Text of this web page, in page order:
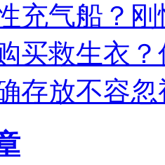
充气船？
买救生衣
存放不容